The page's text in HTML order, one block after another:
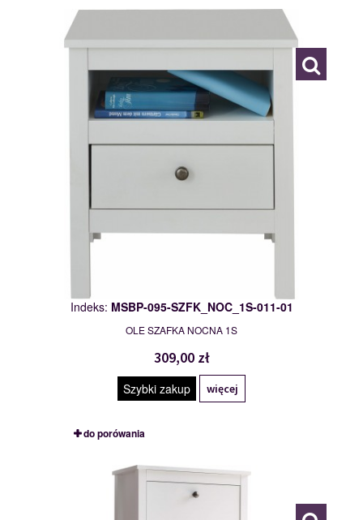
MSBP-095-SZFK_NOC_1S-011-01
Indeks: MSBP-095-SZFK_NOC_1S-011-01
OLE SZAFKA NOCNA 1S
309,00 zł
Szybki zakup więcej
do porówania
MSBP-095-SZFK_BUT_3K-011-01
117552